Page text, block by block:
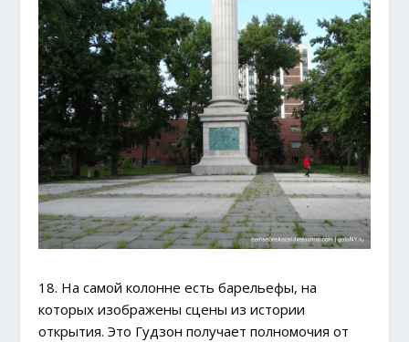
18. На самой колонне есть барельефы, на
которых изображены сцены из истории
открытия. Это Гудзон получает полномочия от